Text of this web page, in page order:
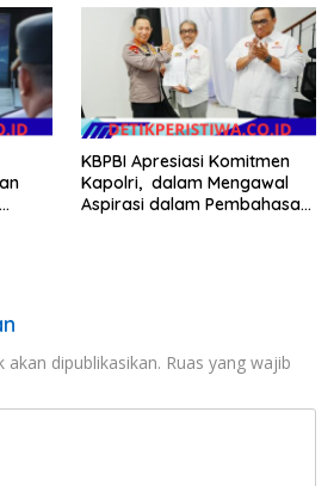
KBPBI Apresiasi Komitmen
Kapolri, dalam Mengawal
Aspirasi dalam Pembahasan
dipublikasikan. Ruas yang wajib